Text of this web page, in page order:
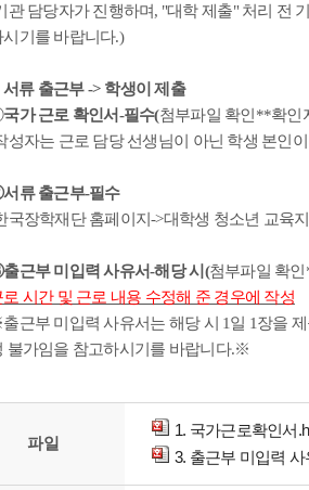
관 담당자가 진행하며, "대학 제출" 처리 전
시기를 바랍니다.)
서류 출근부-> 학생이 제출
국가 근로 확인서-필수(첨부파일 확인 **확인
성자는 근로 담당 선생님이 아닌 학생 본인
서류 출근부-필수
국장학재단 홈페이지->대학생 청소년 교육
출근부 미입력 사유서-해당 시 (첨부파일 확인
로 시간 및 근로 내용 수정해 준 경우에 작성
출근부 미입력 사유서는 해당 시 1일 1장을
불가임을 참고하시기를 바랍니다.※
파일
1. 국가근로확인서
3. 출근부 미입력 사